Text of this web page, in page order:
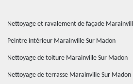
Nettoyage et ravalement de façade
Peintre intérieur Marainville Sur Madon
Nettoyage de toiture Marainville Sur Madon
Nettoyage de terrasse Marainville Sur Madon